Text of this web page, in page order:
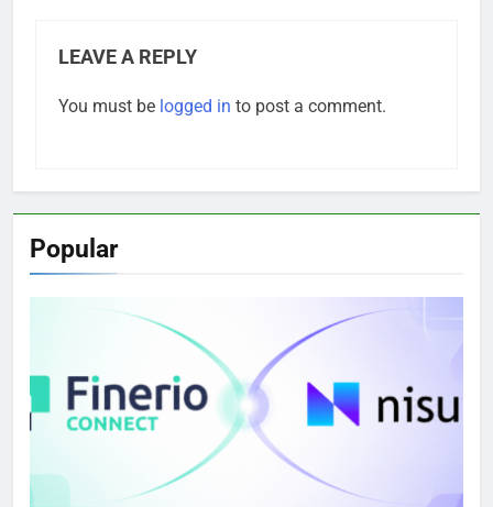
LEAVE A REPLY
You must be logged in to post a comment.
Popular